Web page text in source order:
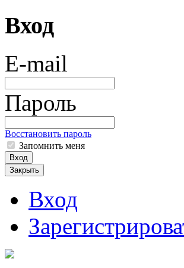
Вход
E-mail
Пароль
Восстановить пароль
Запомнить меня
Вход
Закрыть
Вход